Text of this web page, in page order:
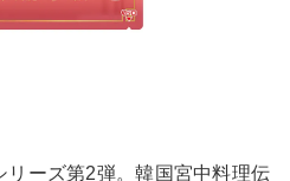
リーズ第2弾。韓国宮中料理伝